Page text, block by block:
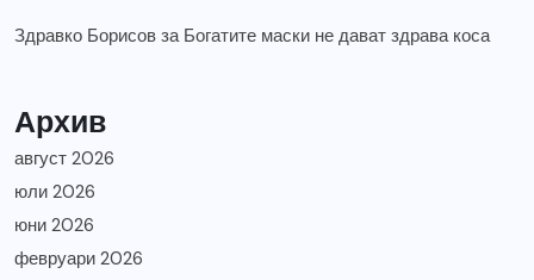
Здравко Борисов за Богатите маски не дават здрава коса
Архив
август 2026
юли 2026
юни 2026
февруари 2026